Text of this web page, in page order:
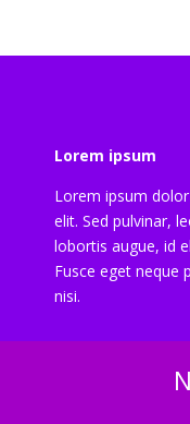
Lorem ipsum
Lorem ipsum
elit. Sed pulvinar,
lobortis augue, id
Fusce eget neque
nisi.